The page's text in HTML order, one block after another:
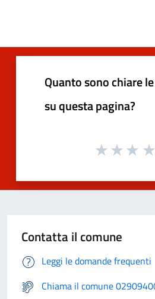
Quanto sono chiare
su questa pagina?
Contatta il comune
Leggi le domande frequenti
Chiama il comune